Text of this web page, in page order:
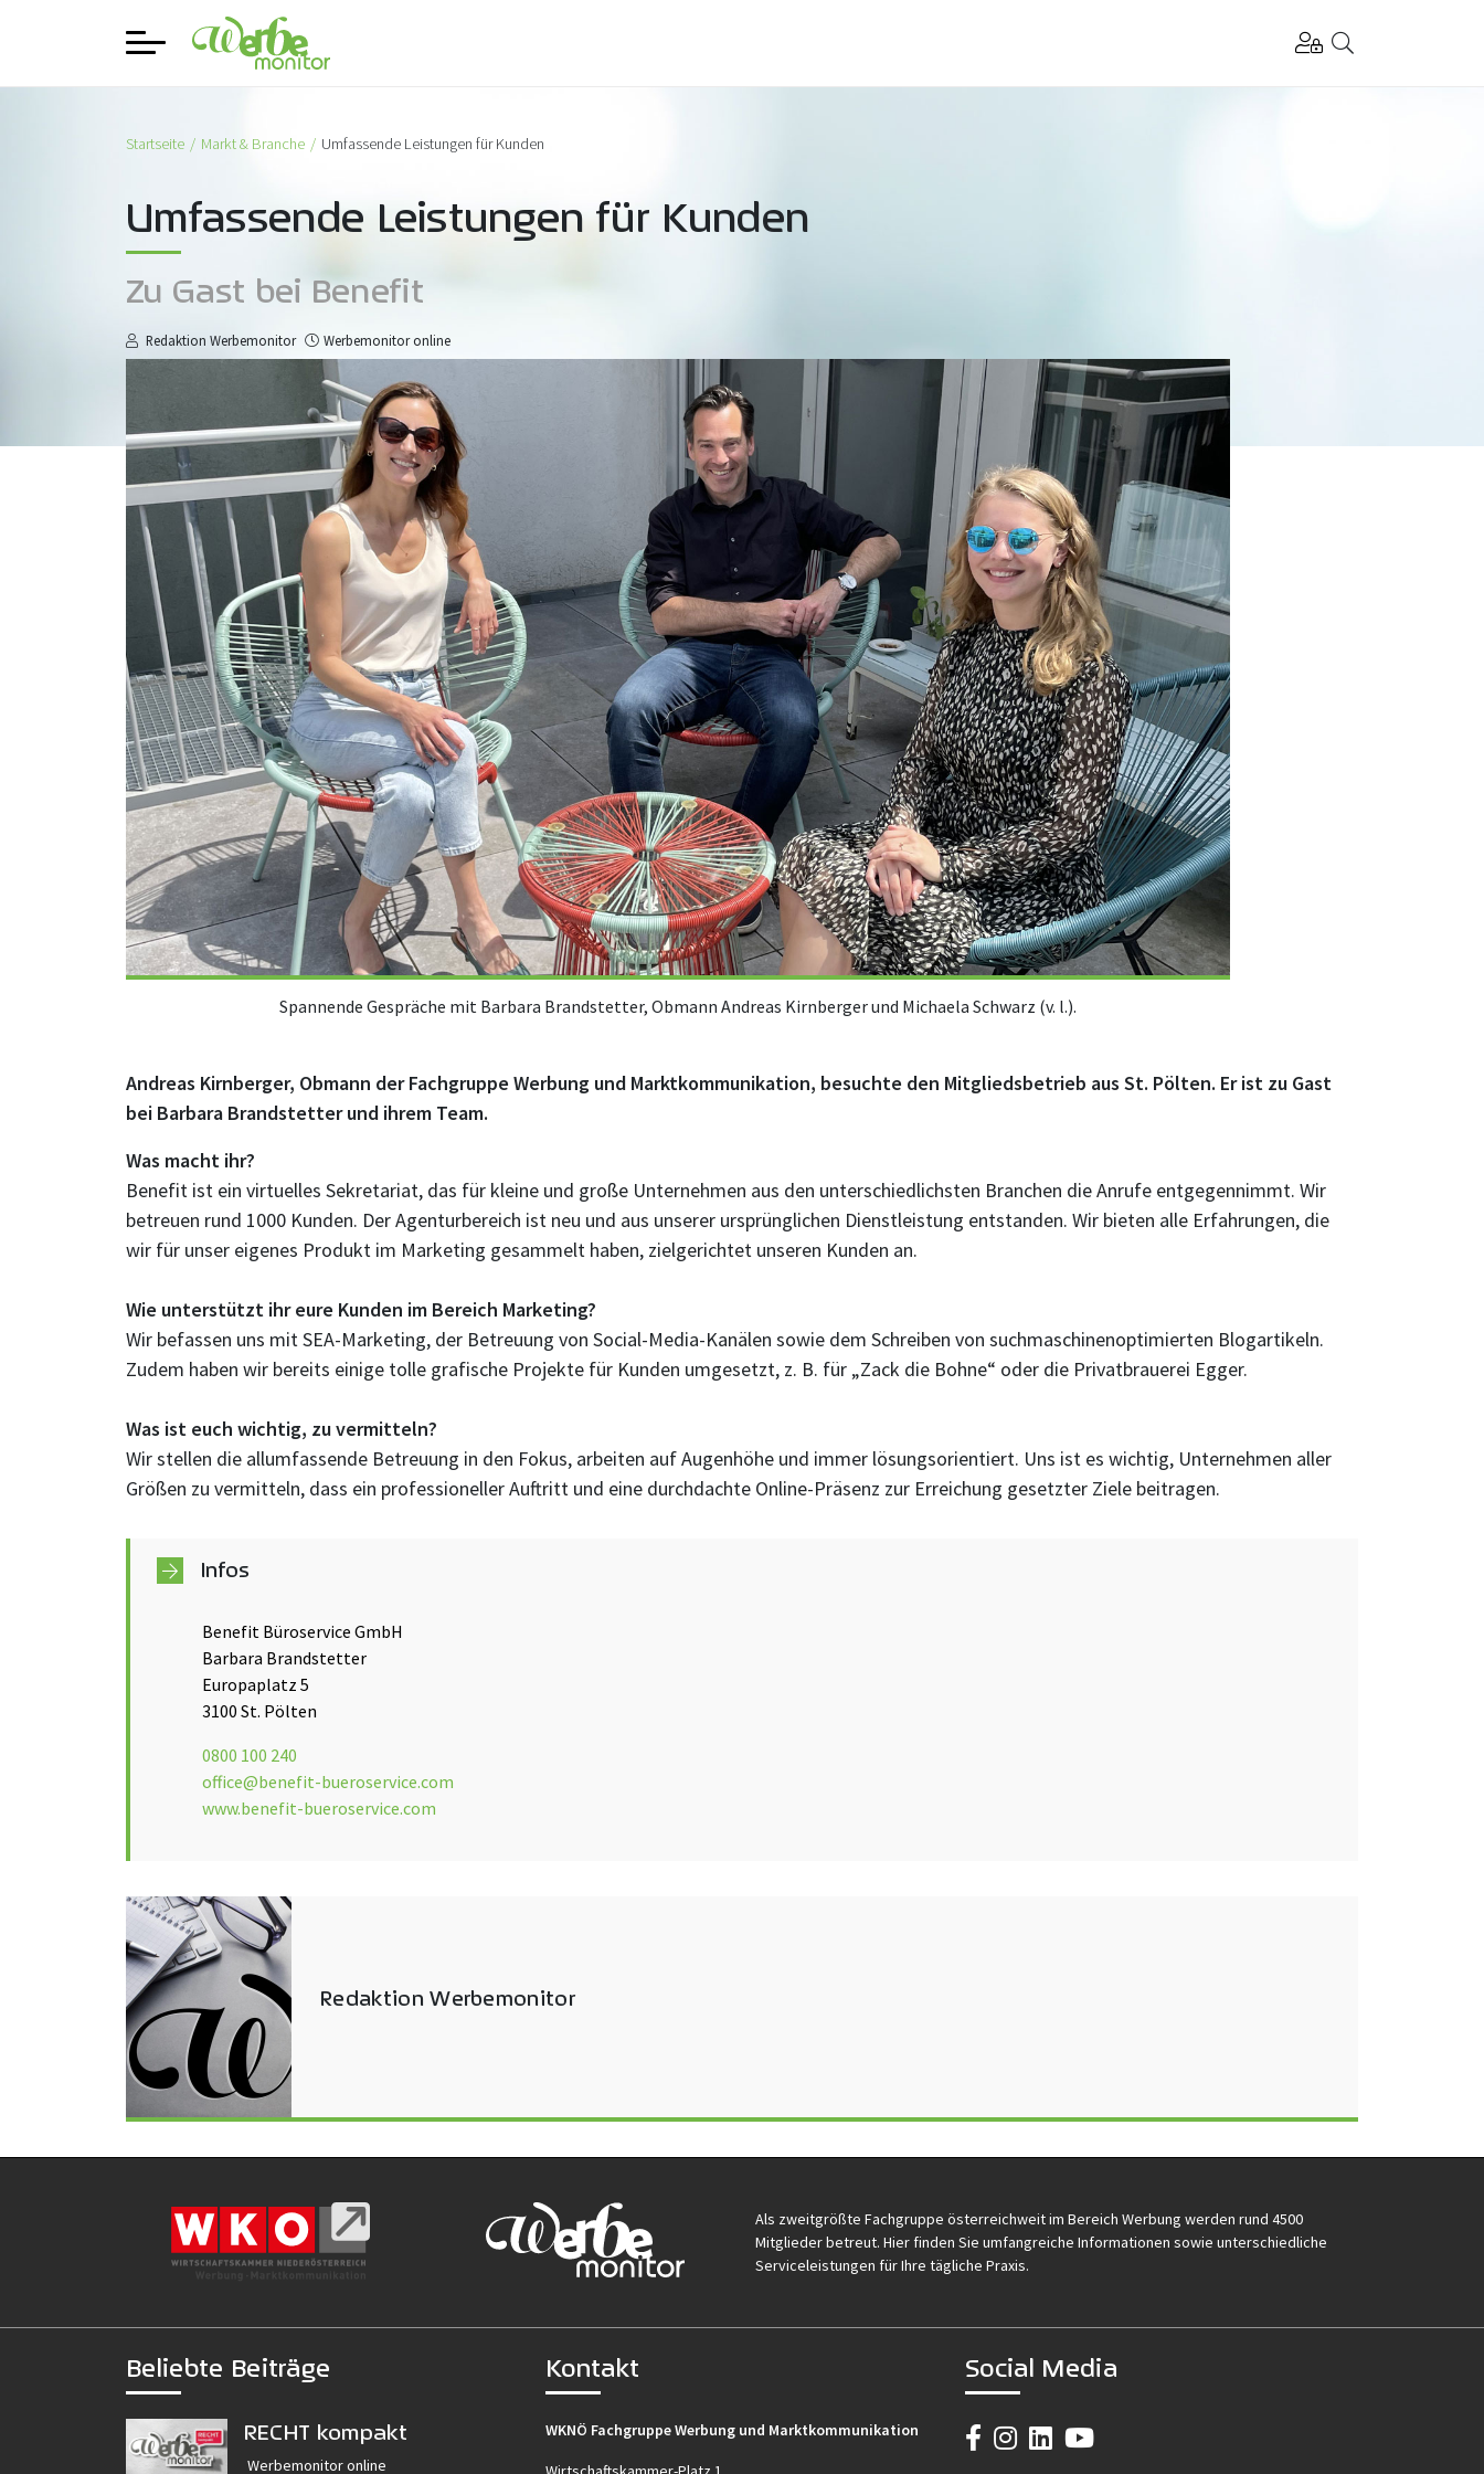
Startseite Markt & Branche Umfassende Leistungen für Kunden
Umfassende Leistungen für Kunden
Zu Gast bei Benefit
Redaktion Werbemonitor Werbemonitor online
Spannende Gespräche mit Barbara Brandstetter, Obmann Andreas Kirnberger und Michaela Schwarz (v. l.).
Andreas Kirnberger, Obmann der Fachgruppe Werbung und Marktkommunikation, besuchte den Mitgliedsbetrieb aus St. Pölten. Er ist zu Gast
bei Barbara Brandstetter und ihrem Team.
Was macht ihr?
Benefit ist ein virtuelles Sekretariat, das für kleine und große Unternehmen aus den unterschiedlichsten Branchen die Anrufe entgegennimmt. Wir
betreuen rund 1000 Kunden. Der Agenturbereich ist neu und aus unserer ursprünglichen Dienstleistung entstanden. Wir bieten alle Erfahrungen, die
wir für unser eigenes Produkt im Marketing gesammelt haben, zielgerichtet unseren Kunden an.
Wie unterstützt ihr eure Kunden im Bereich Marketing?
Wir befassen uns mit SEA-Marketing, der Betreuung von Social-Media-Kanälen sowie dem Schreiben von suchmaschinenoptimierten Blogartikeln.
Zudem haben wir bereits einige tolle grafische Projekte für Kunden umgesetzt, z. B. für „Zack die Bohne“ oder die Privatbrauerei Egger.
Was ist euch wichtig, zu vermitteln?
Wir stellen die allumfassende Betreuung in den Fokus, arbeiten auf Augenhöhe und immer lösungsorientiert. Uns ist es wichtig, Unternehmen aller
Größen zu vermitteln, dass ein professioneller Auftritt und eine durchdachte Online-Präsenz zur Erreichung gesetzter Ziele beitragen.
Infos
Benefit Büroservice GmbH
Barbara Brandstetter
Europaplatz 5
3100 St. Pölten
0800 100 240
office@benefit-bueroservice.com
www.benefit-bueroservice.com
Redaktion Werbemonitor
Als zweitgrößte Fachgruppe österreichweit im Bereich Werbung werden rund 4500
Mitglieder betreut. Hier finden Sie umfangreiche Informationen sowie unterschiedliche
Serviceleistungen für Ihre tägliche Praxis.
Beliebte Beiträge
RECHT kompakt
Werbemonitor online
Kontakt
WKNÖ Fachgruppe Werbung und Marktkommunikation
Social Media